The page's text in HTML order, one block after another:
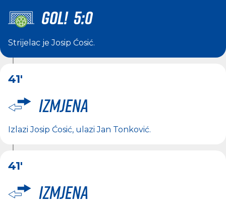
GOL! 5:0
Strijelac jeJosip Ćosić.
41'
Izmjena
IzlaziJosip Ćosić, ulaziJan Tonković.
41'
Izmjena